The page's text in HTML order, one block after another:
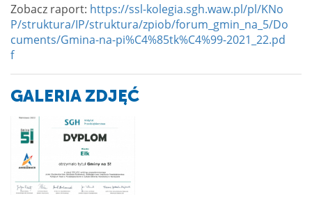
Zobacz raport: https://ssl-kolegia.sgh.waw.pl/pl/KNo
P/struktura/IP/struktura/zpiob/forum_gmin_na_5/Do
cuments/Gmina-na-pi%C4%85tk%C4%99-2021_22.pd
f
GALERIA ZDJĘĆ